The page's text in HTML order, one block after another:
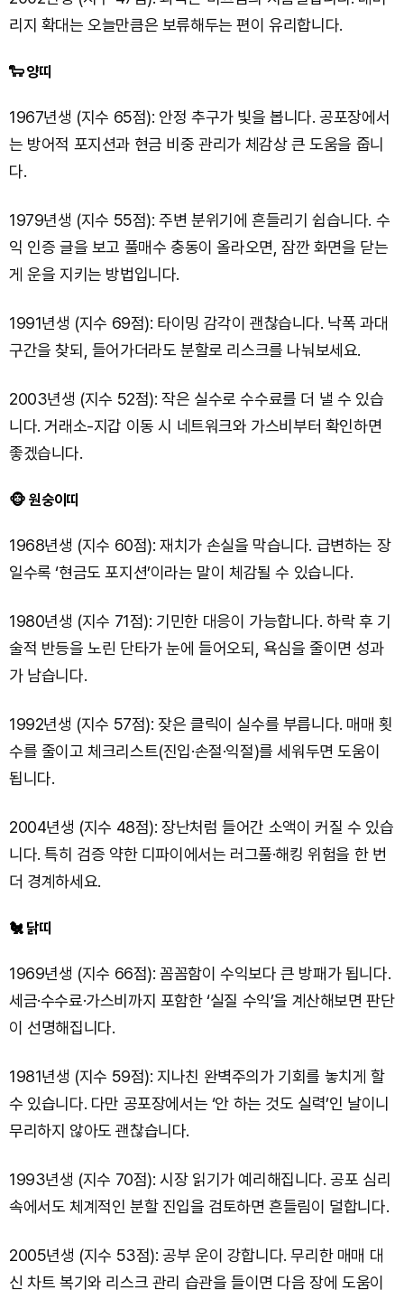
리지 확대는 오늘만큼은 보류해두는 편이 유리합니다.
🐑 양띠
1967년생 (지수 65점): 안정 추구가 빛을 봅니다. 공포장에서
는 방어적 포지션과 현금 비중 관리가 체감상 큰 도움을 줍니
다.
1979년생 (지수 55점): 주변 분위기에 흔들리기 쉽습니다. 수
익 인증 글을 보고 풀매수 충동이 올라오면, 잠깐 화면을 닫는
게 운을 지키는 방법입니다.
1991년생 (지수 69점): 타이밍 감각이 괜찮습니다. 낙폭 과대
구간을 찾되, 들어가더라도 분할로 리스크를 나눠보세요.
2003년생 (지수 52점): 작은 실수로 수수료를 더 낼 수 있습
니다. 거래소-지갑 이동 시 네트워크와 가스비부터 확인하면
좋겠습니다.
🐵 원숭이띠
1968년생 (지수 60점): 재치가 손실을 막습니다. 급변하는 장
일수록 ‘현금도 포지션’이라는 말이 체감될 수 있습니다.
1980년생 (지수 71점): 기민한 대응이 가능합니다. 하락 후 기
술적 반등을 노린 단타가 눈에 들어오되, 욕심을 줄이면 성과
가 남습니다.
1992년생 (지수 57점): 잦은 클릭이 실수를 부릅니다. 매매 횟
수를 줄이고 체크리스트(진입·손절·익절)를 세워두면 도움이
됩니다.
2004년생 (지수 48점): 장난처럼 들어간 소액이 커질 수 있습
니다. 특히 검증 약한 디파이에서는 러그풀·해킹 위험을 한 번
더 경계하세요.
🐔 닭띠
1969년생 (지수 66점): 꼼꼼함이 수익보다 큰 방패가 됩니다.
세금·수수료·가스비까지 포함한 ‘실질 수익’을 계산해보면 판단
이 선명해집니다.
1981년생 (지수 59점): 지나친 완벽주의가 기회를 놓치게 할
수 있습니다. 다만 공포장에서는 ‘안 하는 것도 실력’인 날이니
무리하지 않아도 괜찮습니다.
1993년생 (지수 70점): 시장 읽기가 예리해집니다. 공포 심리
속에서도 체계적인 분할 진입을 검토하면 흔들림이 덜합니다.
2005년생 (지수 53점): 공부 운이 강합니다. 무리한 매매 대
신 차트 복기와 리스크 관리 습관을 들이면 다음 장에 도움이